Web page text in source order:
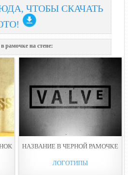
ЧТОБЫ СКАЧАТЬ
рамочке на стене:
НАЗВАНИЕ В ЧЕРНОЙ РАМОЧКЕ
ЛОГОТИПЫ